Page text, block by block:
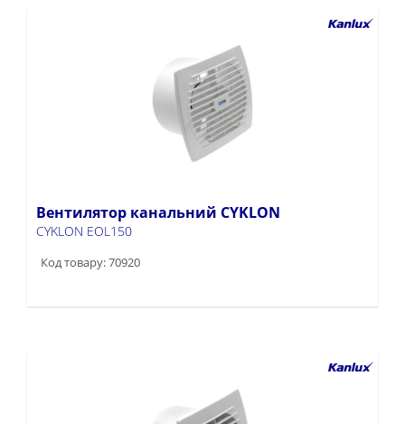
Вентилятор канальний CYKLON
CYKLON EOL150
Код товару: 70920